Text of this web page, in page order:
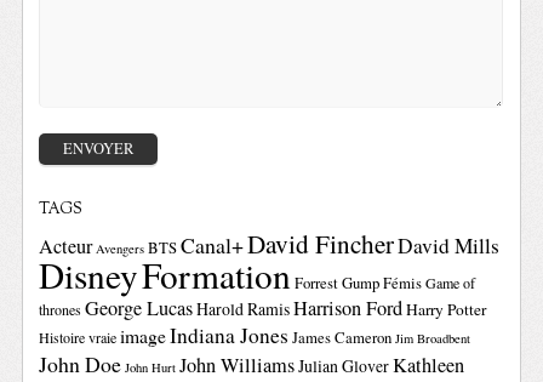
TAGS
Acteur Avengers BTSCanal+David FincherDavid Mills
DisneyFormationForrest GumpFémis Game of
thrones George LucasHarold RamisHarrison FordHarry Potter
Histoire vraie imageIndiana Jones James Cameron Jim Broadbent
John Doe John Hurt John WilliamsJulian GloverKathleen